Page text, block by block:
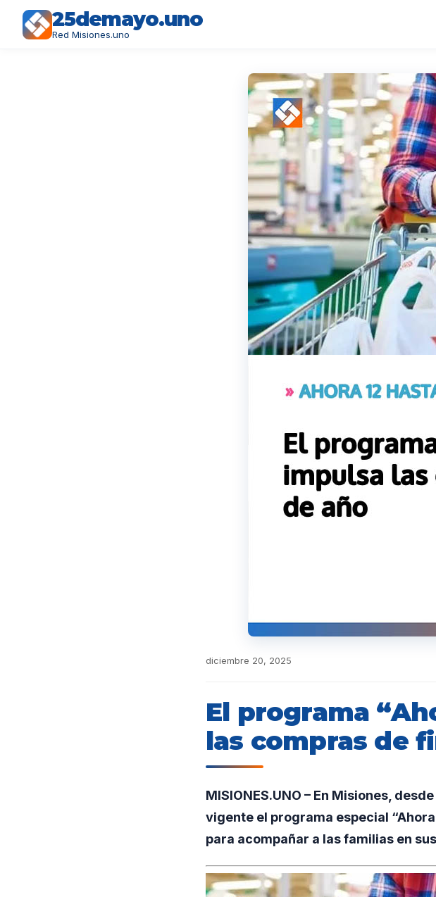
25demayo.uno
Red Misiones.uno
diciembre 20, 2025
El programa
las compras de
MISIONES.UNO – En Misiones,
vigente el programa especial
para acompañar a las familias en